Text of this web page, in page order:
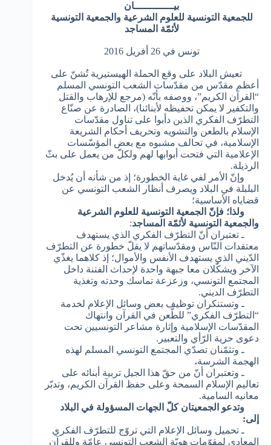
بيـــــــــــــان
للجمعية التونسية للعلوم الشرعية والجمعية التونسية
لأئمّة المساجد
تونس في 26 أفريل 2016
تعيش البلاد على وقع الحملة الهيستيرية تُشنّ على
أعظم مقدّس من مقدّسات الشعب التونسي المسلم
“القرآن الكريم”، ووصفه بأنّه (مرجع للإرهاب والقتل
والتكفير لا يمكن تحفيظه لأبنائنا)، الصادرة عن صنّاع
التطرّف الفكري الذين دأبوا على تناول مقدّسات
الإسلام بالطعن والتشويه وتحريف أحكام الشريعة
الإسلامية، في تحالف مشبوه مع بعض المؤسّسات
الإعلامية التي فتحت أبوابها لهم ولكلّ من يعمل على بثّ
الرذيلة.
وإنّ الأمر لفي غاية الخطورة؛ إذ من شأنه أن يُدخل
البلبلة في البلاد ويصرف أنظار الشعب التونسي عن
قضاياه الأساسية؛
ولذا؛ فإنّ الجمعية التونسية للعلوم الشرعية
والجمعية التونسية لأئمّة المساجد:
ـ تعتبران أنّ التطرّف الفكري الذي يستهدف
معتقدات النّاس ومقدّساتهم لا يقلّ خطورة عن التطرّف
الدّيني الذي يستهدف الأنفس والأموال؛ إذ كلاهما يغذّي
الآخر ويشكّلان معا جبهة واحدة لإحداث الفتنة داخل
المجتمع التونسي، وزعزعة تماسك وحدته وتغذية
التطرّف الديني.
ـ وتستنكران توظيف بعض وسائل الإعلام لخدمة
“التطرّف الفكري” للطّعن في القرآن وانتهاك
المقدّسات الإسلامية وإثارة مشاعر التونسيين تحت
دعوى حرية الرّأي والتعبير.
ـ وتثمّنان تصدّي المجتمع التونسي المسلم لهذه
الهجمة الشرسة.
ـ وتعتبران أنّ من حقّ هذا الجيل تربية أبنائه على
تعاليم الإسلام السمحة وعلى حفظ القرآن الكريم، وتدبّر
معانيه السامية.
وتدعو الجمعيتان كلّ الجهات المسؤولة في البلاد
إلى:
ـ تحميل وسائل الإعلام التي تروّج للتطرّف الفكري
المعادي لمقوّمات هويّة الشعب التونسي عامّة وللقرآن